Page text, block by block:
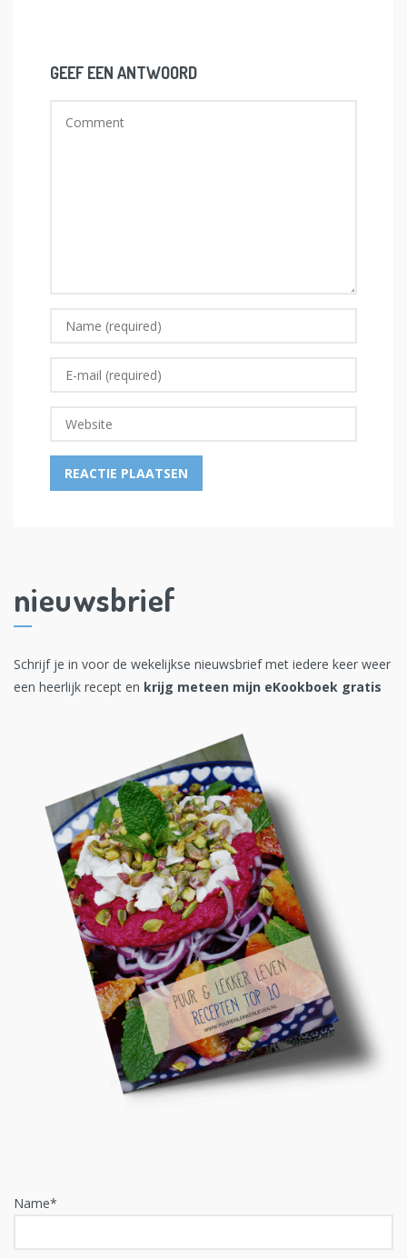
GEEF EEN ANTWOORD
nieuwsbrief
Schrijf je in voor de wekelijkse nieuwsbrief met iedere keer weer
een heerlijk recept en krijg meteen mijn eKookboek gratis
Name*